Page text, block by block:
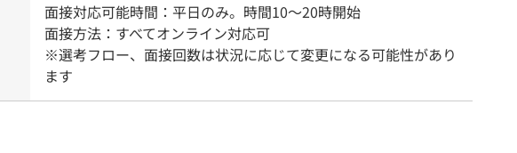
面接対応可能時間：平日のみ。時間10～20時開始
面接方法：すべてオンライン対応可
※選考フロー、面接回数は状況に応じて変更になる可能性があり
ます